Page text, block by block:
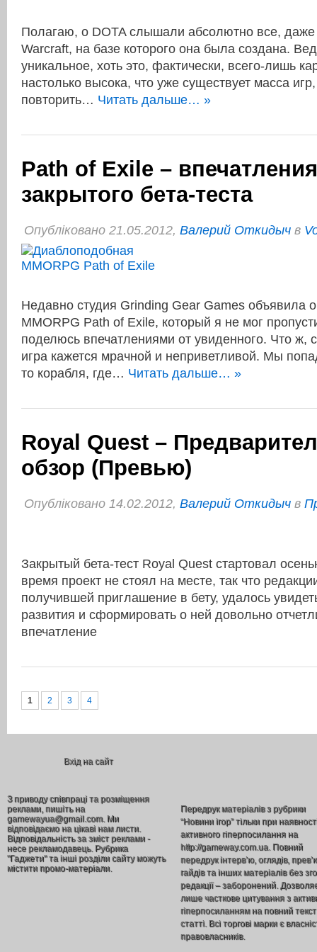
Полагаю, о DOTA слышали абсолютно все,
Warcraft, на базе которого она была создана.
уникальное, хоть это, фактически, всего-лишь
настолько высока, что уже существует масса
повторить… Читать дальше… »
Path of Exile –
закрытого бета-теста
Опубліковано 21.05.2012, Валерий Откидыч в
Недавно студия Grinding Gear Games объявила
MMORPG Path of Exile, который я не мог
поделюсь впечатлениями от увиденного. Что ж,
игра кажется мрачной и неприветливой. Мы
то корабля, где… Читать дальше… »
Royal Quest –
обзор (Превью)
Опубліковано 14.02.2012, Валерий Откидыч в
Закрытый бета-тест Royal Quest стартовал
время проект не стоял на месте, так что
получившей приглашение в бету, удалось
развития и сформировать о ней довольно
впечатление
1 2 3 4
Вхід на сайт
З приводу співпраці та розміщення
реклами, пишіть на
gamewayua@gmail.com. Ми
відповідаємо на цікаві нам листи.
Відповідальність за зміст реклами -
несе рекламодавець. Рубрика
"Гаджети" та інші розділи сайту можуть
містити промо-матеріали.
Передрук матеріалів з рубрики
“Новини ігор” тільки при
активного гіперпосилання на
http://gameway.com.ua. Повний
передрук інтерв’ю, оглядів,
гайдів та інших матеріалів без
редакції – заборонений.
лише часткове цитування з
гіперпосиланням на повний текст
статті. Всі торгові марки є
правовласників.